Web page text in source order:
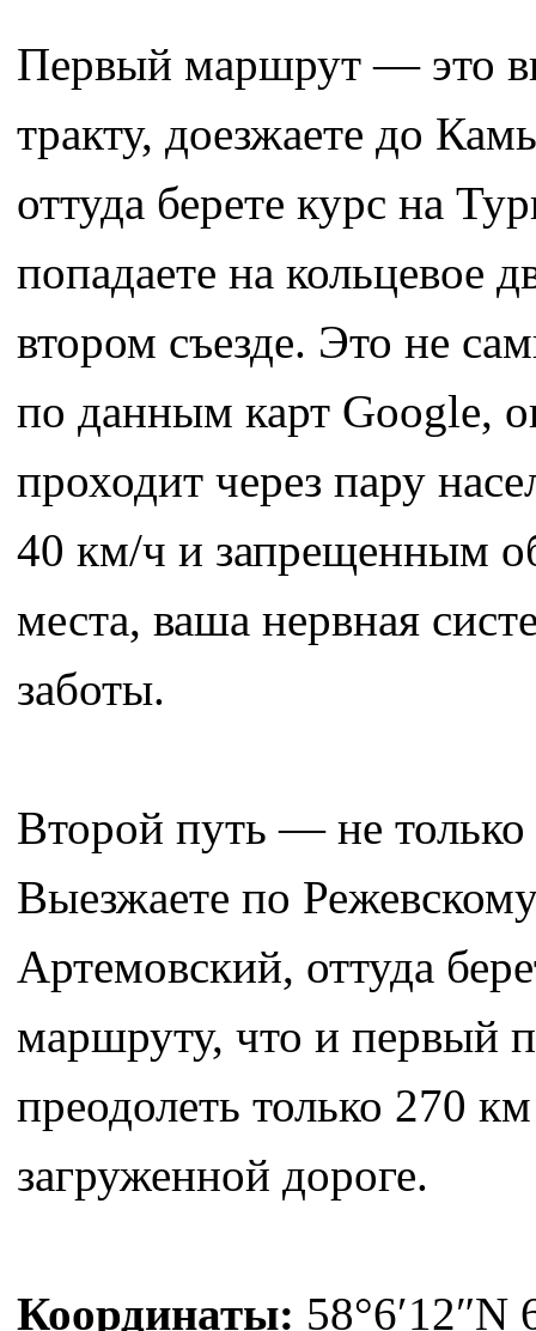
Первый маршрут — это
тракту, доезжаете до
оттуда берете курс на
попадаете на кольцевое
втором съезде. Это не
по данным карт Google,
проходит через пару
40 км/ч и запрещенным
места, ваша нервная
заботы.
Второй путь — не
Выезжаете по
Артемовский, оттуда
маршруту, что и первый
преодолеть только 270
загруженной дороге.
Координаты: 58°6′12″N